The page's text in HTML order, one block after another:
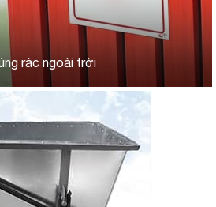
rác ngoài trời